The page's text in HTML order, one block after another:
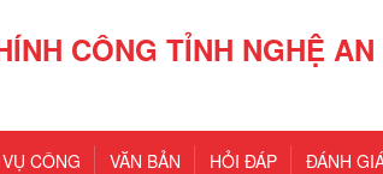
CÔNG TỈNH NGHỆ AN
CÔNG VĂN BẢN HỎI ĐÁP ĐÁNH